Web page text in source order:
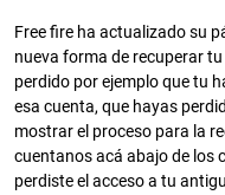
Free fire ha actualizado su
nueva forma de recuperar
perdido por ejemplo que tu
esa cuenta, que hayas
mostrar el proceso para la
cuentanos acá abajo de los
perdiste el acceso a tu